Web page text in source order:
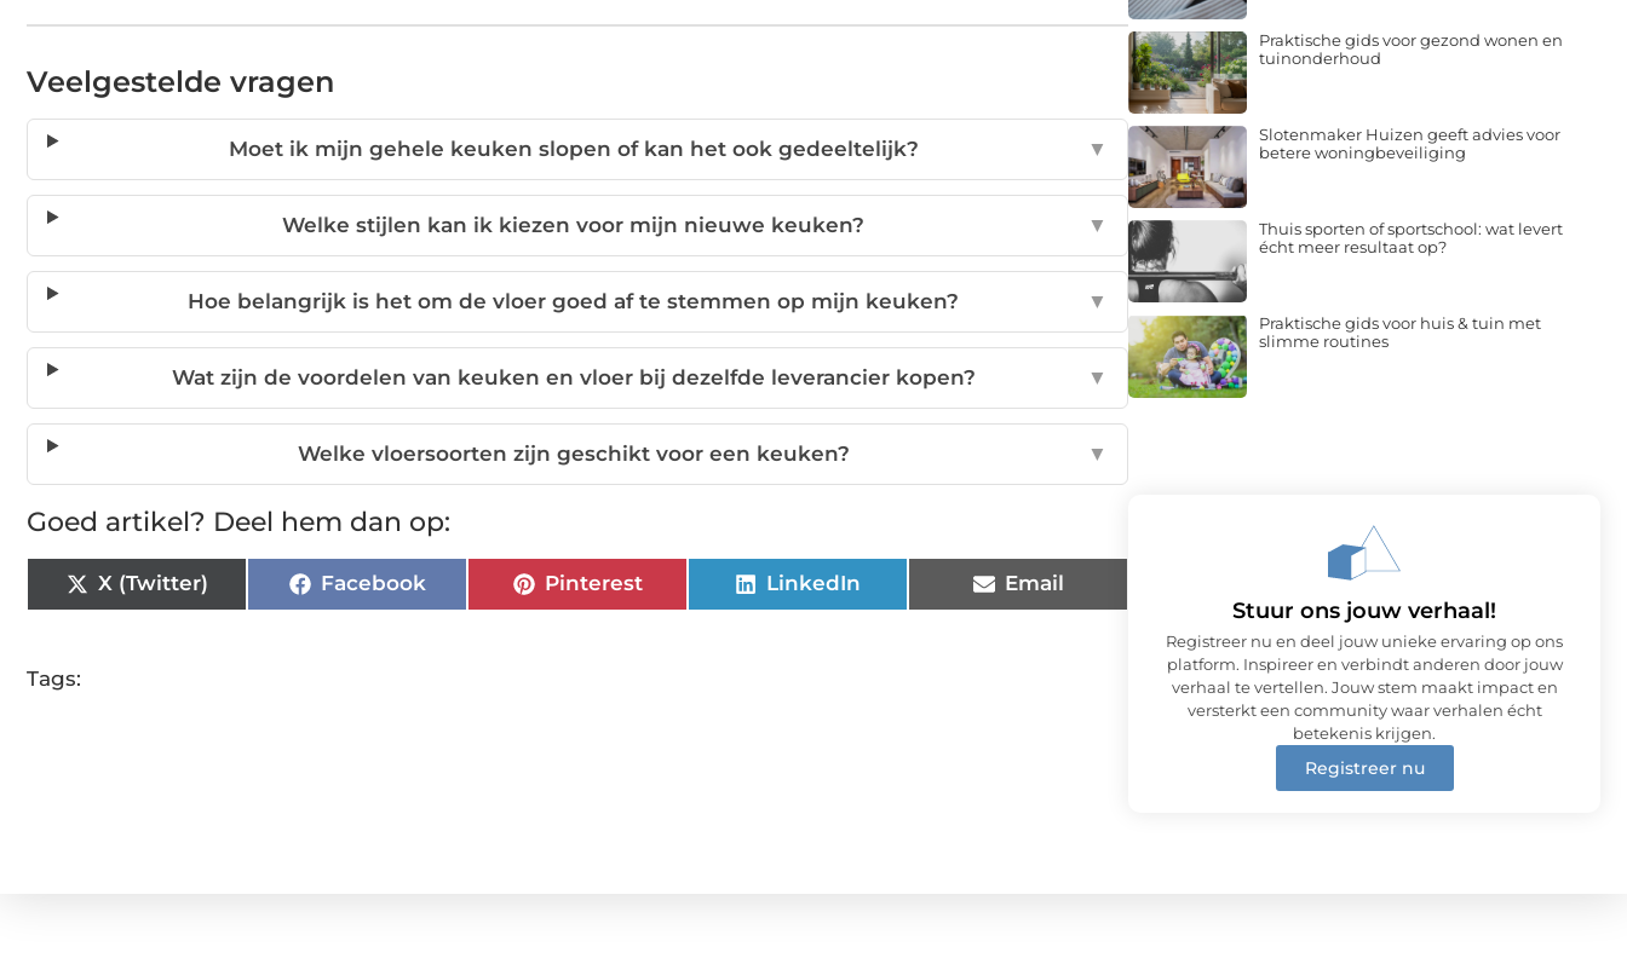
Veelgestelde vragen
Moet ik mijn gehele keuken slopen of kan het ook gedeeltelijk? ▼
Welke stijlen kan ik kiezen voor mijn nieuwe keuken? ▼
Hoe belangrijk is het om de vloer goed af te stemmen op mijn keuken? ▼
Wat zijn de voordelen van keuken en vloer bij dezelfde leverancier kopen? ▼
Welke vloersoorten zijn geschikt voor een keuken? ▼
Goed artikel? Deel hem dan op:
X (Twitter) Facebook Pinterest LinkedIn Email
Tags:
Praktische gids voor gezond wonen en
tuinonderhoud
Slotenmaker Huizen geeft advies voor
betere woningbeveiliging
Thuis sporten of sportschool: wat levert
écht meer resultaat op?
Praktische gids voor huis & tuin met
slimme routines
Stuur ons jouw verhaal!
Registreer nu en deel jouw unieke ervaring op ons
platform. Inspireer en verbindt anderen door jouw
verhaal te vertellen. Jouw stem maakt impact en
versterkt een community waar verhalen écht
betekenis krijgen.
Registreer nu